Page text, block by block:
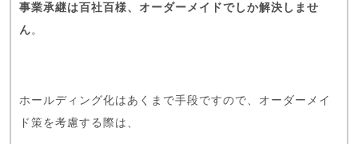
事業承継は百社百様、オーダーメイドでしか解決しませ
ん 。
ホールディング化はあくまで手段ですので、オーダーメイ
ド策を考慮する際は、